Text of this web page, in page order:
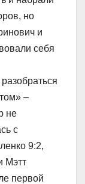
но
и
себя
–
не
с
9:2,
Мэтт
первой